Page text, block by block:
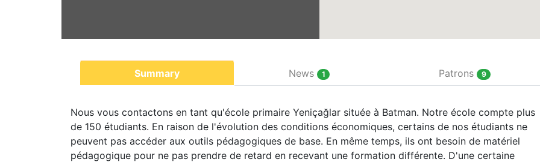
Summary News 1 Patrons 9
Nous vous contactons en tant qu'école primaire Yeniçağlar située à Batman. Notre école compte plus
de 150 étudiants. En raison de l'évolution des conditions économiques, certains de nos étudiants ne
peuvent pas accéder aux outils pédagogiques de base. En même temps, ils ont besoin de matériel
pédagogique pour ne pas prendre de retard en recevant une formation différente. D'une certaine